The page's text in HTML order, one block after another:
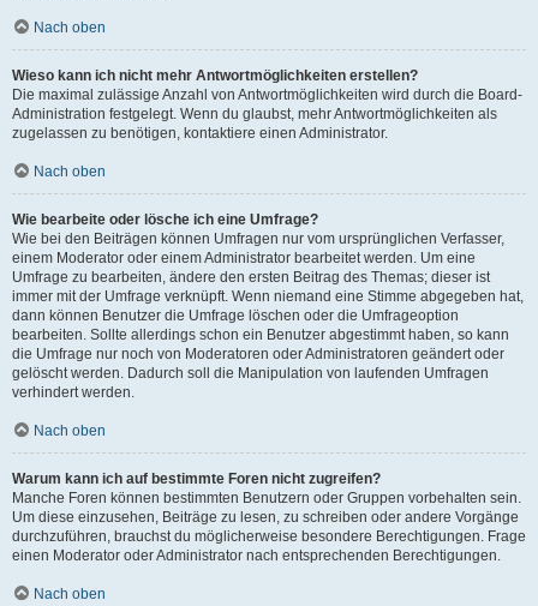
Nach oben
Wieso kann ich nicht mehr Antwortmöglichkeiten erstellen?
Die maximal zulässige Anzahl von Antwortmöglichkeiten wird durch die Board-
Administration festgelegt. Wenn du glaubst, mehr Antwortmöglichkeiten als
zugelassen zu benötigen, kontaktiere einen Administrator.
Nach oben
Wie bearbeite oder lösche ich eine Umfrage?
Wie bei den Beiträgen können Umfragen nur vom ursprünglichen Verfasser,
einem Moderator oder einem Administrator bearbeitet werden. Um eine
Umfrage zu bearbeiten, ändere den ersten Beitrag des Themas; dieser ist
immer mit der Umfrage verknüpft. Wenn niemand eine Stimme abgegeben hat,
dann können Benutzer die Umfrage löschen oder die Umfrageoption
bearbeiten. Sollte allerdings schon ein Benutzer abgestimmt haben, so kann
die Umfrage nur noch von Moderatoren oder Administratoren geändert oder
gelöscht werden. Dadurch soll die Manipulation von laufenden Umfragen
verhindert werden.
Nach oben
Warum kann ich auf bestimmte Foren nicht zugreifen?
Manche Foren können bestimmten Benutzern oder Gruppen vorbehalten sein.
Um diese einzusehen, Beiträge zu lesen, zu schreiben oder andere Vorgänge
durchzuführen, brauchst du möglicherweise besondere Berechtigungen. Frage
einen Moderator oder Administrator nach entsprechenden Berechtigungen.
Nach oben